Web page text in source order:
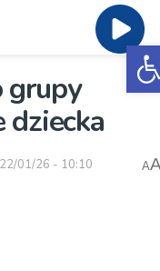
grupy
dziecka
01/26 - 10:10 A